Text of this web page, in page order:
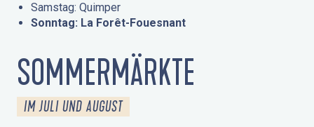
Samstag: Quimper
Sonntag: La Forêt-Fouesnant
SOMMERMÄRKTE
IM JULI UND AUGUST